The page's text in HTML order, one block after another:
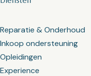
Reparatie & Onderhoud
Inkoop ondersteuning
Opleidingen
Experience